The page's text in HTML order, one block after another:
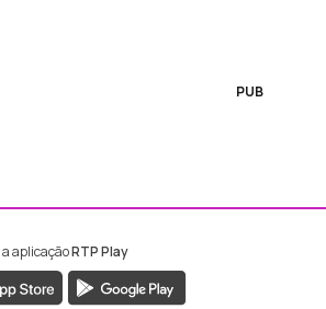
PUB
Madeira
aplicaçãoRTP Play